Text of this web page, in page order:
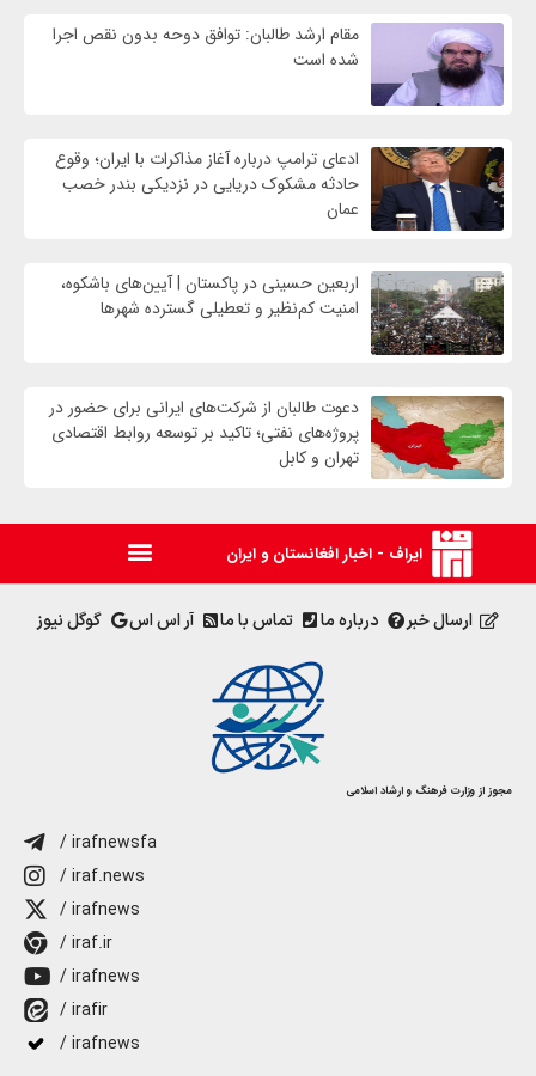
مقام ارشد طالبان: توافق دوحه بدون نقص اجرا
شده است
ادعای ترامپ درباره آغاز مذاکرات با ایران؛ وقوع
حادثه مشکوک دریایی در نزدیکی بندر خصب
عمان
اربعین حسینی در پاکستان | آیین‌های باشکوه،
امنیت کم‌نظیر و تعطیلی گسترده شهرها
دعوت طالبان از شرکت‌های ایرانی برای حضور در
پروژه‌های نفتی؛ تاکید بر توسعه روابط اقتصادی
تهران و کابل
ایراف - اخبار افغانستان و ایران
ارسال خبر درباره ما تماس با ما آر اس اس گوگل نیوز
مجوز از وزارت فرهنگ و ارشاد اسلامی
/ irafnewsfa
/ iraf.news
/ irafnews
/ iraf.ir
/ irafnews
/ irafir
/ irafnews